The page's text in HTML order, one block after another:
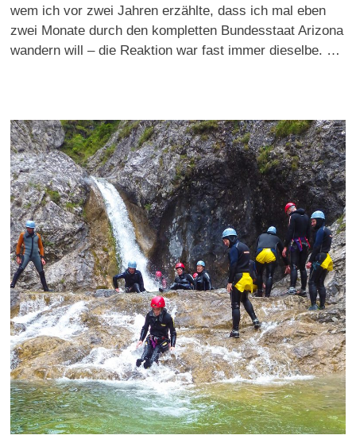
wem ich vor zwei Jahren erzählte, dass ich mal eben
zwei Monate durch den kompletten Bundesstaat Arizona
wandern will – die Reaktion war fast immer dieselbe. …